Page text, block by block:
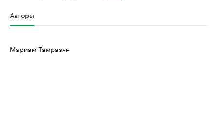
Авторы
Мариам Тамразян